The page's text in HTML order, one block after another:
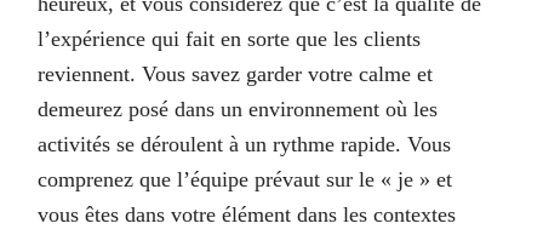
l’expérience qui fait en sorte que les clients
reviennent. Vous savez garder votre calme et
demeurez posé dans un environnement où les
activités se déroulent à un rythme rapide. Vous
comprenez que l’équipe prévaut sur le « je » et
vous êtes dans votre élément dans les contextes